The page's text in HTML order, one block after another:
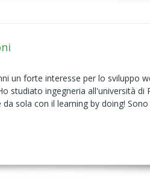
un forte interesse per lo sviluppo
studiato ingegneria all'università
sola con il learning by doing!